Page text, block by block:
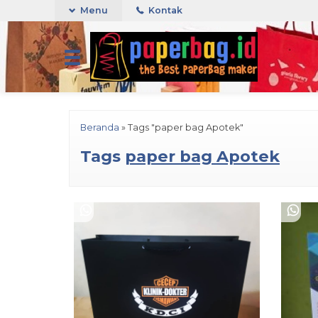
Menu Kontak
Beranda » Tags "paper bag Apotek"
Tags paper bag Apotek